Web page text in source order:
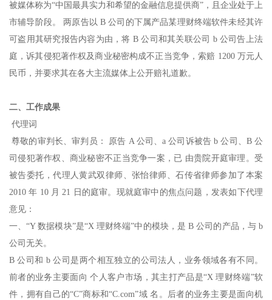
被媒体称为“中国最具实力和希望的金融信息提供商”，且企业处于上
市辅导阶段。 两原告以 B 公司的下属产品某理财终端软件未经其许
可盗用其研究报告内容为由，将 B 公司和其关联公司 b 公司告上法
庭，诉其侵犯著作权及商业秘密构成不正当竞争，索赔 1200 万元人
民币，并要求其在各大主流媒体上公开赔礼道歉。
二、工作成果
代理词
尊敬的审判长、审判员： 原告 A 公司、a 公司诉被告 b 公司、B 公
司侵犯著作权、商业秘密不正当竞争一案，已 由贵院开庭审理。受
被告委托，代理人黄武双律师、张怡律师、石传省律师参加了本案
2010 年 10 月 21 日的庭审。现就庭审中的焦点问题，发表如下代理
意见：
一、“Y 数据模块”是“X 理财终端”中的模块，是 B 公司的产品，与 b
公司无关。
B 公司和 b 公司是两个相互独立的公司法人，业务领域各有不同。
前者的业务主要面向 个人客户市场，其主打产品是“X 理财终端”软
件，拥有自己的“C”商标和“C.com”域 名。后者的业务主要是面向机